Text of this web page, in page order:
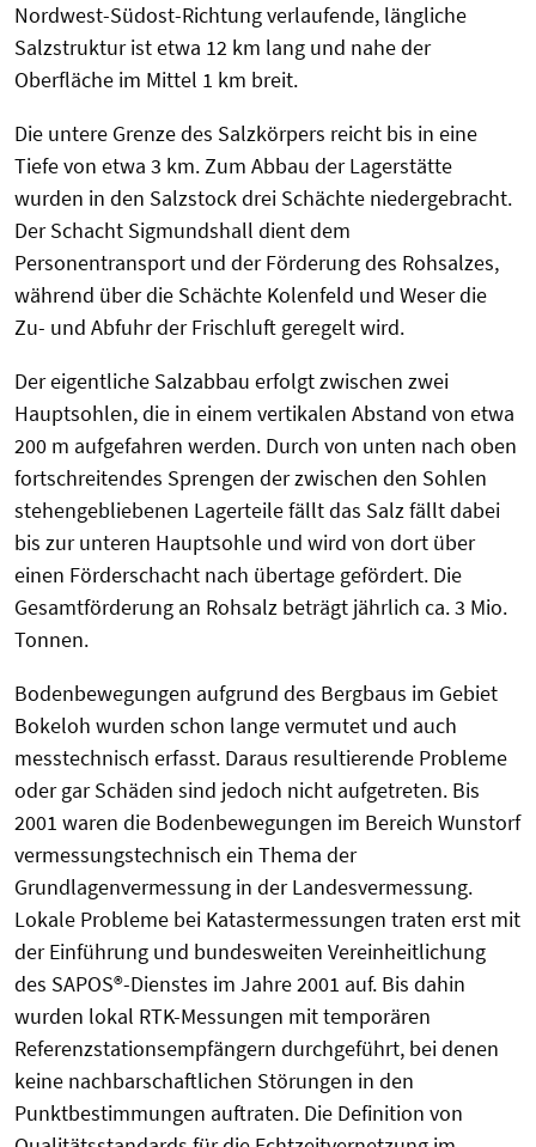
Nordwest-Südost-Richtung verlaufende, längliche
Salzstruktur ist etwa 12 km lang und nahe der
Oberfläche im Mittel 1 km breit.
Die untere Grenze des Salzkörpers reicht bis in eine
Tiefe von etwa 3 km. Zum Abbau der Lagerstätte
wurden in den Salzstock drei Schächte niedergebracht.
Der Schacht Sigmundshall dient dem
Personentransport und der Förderung des Rohsalzes,
während über die Schächte Kolenfeld und Weser die
Zu- und Abfuhr der Frischluft geregelt wird.
Der eigentliche Salzabbau erfolgt zwischen zwei
Hauptsohlen, die in einem vertikalen Abstand von etwa
200 m aufgefahren werden. Durch von unten nach oben
fortschreitendes Sprengen der zwischen den Sohlen
stehengebliebenen Lagerteile fällt das Salz fällt dabei
bis zur unteren Hauptsohle und wird von dort über
einen Förderschacht nach übertage gefördert. Die
Gesamtförderung an Rohsalz beträgt jährlich ca. 3 Mio.
Tonnen.
Bodenbewegungen aufgrund des Bergbaus im Gebiet
Bokeloh wurden schon lange vermutet und auch
messtechnisch erfasst. Daraus resultierende Probleme
oder gar Schäden sind jedoch nicht aufgetreten. Bis
2001 waren die Bodenbewegungen im Bereich Wunstorf
vermessungstechnisch ein Thema der
Grundlagenvermessung in der Landesvermessung.
Lokale Probleme bei Katastermessungen traten erst mit
der Einführung und bundesweiten Vereinheitlichung
des SAPOS®-Dienstes im Jahre 2001 auf. Bis dahin
wurden lokal RTK-Messungen mit temporären
Referenzstationsempfängern durchgeführt, bei denen
keine nachbarschaftlichen Störungen in den
Punktbestimmungen auftraten. Die Definition von